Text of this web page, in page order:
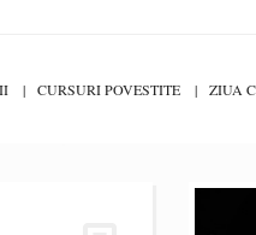
CURSURI POVESTITE ZIUA